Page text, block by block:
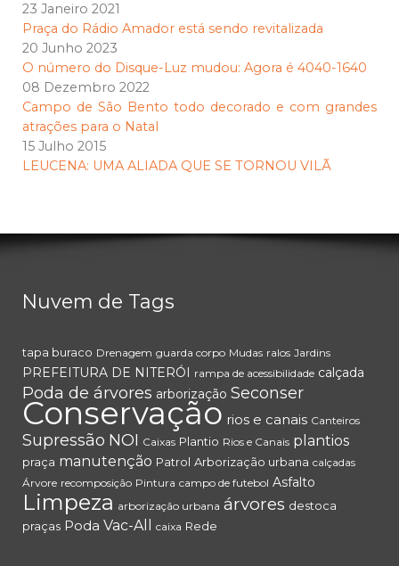
23 Janeiro 2021
Praça do Rádio Amador está sendo revitalizada
20 Junho 2023
O número do Disque-Luz mudou: Agora é 4040-1640
08 Dezembro 2022
Campo de São Bento todo decorado e com grandes
atrações para o Natal
15 Julho 2015
LEUCENA: UMA ALIADA QUE SE TORNOU VILÃ
Nuvem de Tags
tapa buraco Drenagem guarda corpo Mudas ralos Jardins
PREFEITURA DE NITERÓI rampa de acessibilidade calçada
Poda de árvores arborização Seconser
Conservação rios e canais Canteiros
Supressão NOI Caixas Plantio Rios e Canais plantios
praça manutenção Patrol Arborização urbana calçadas
Árvore recomposição Pintura campo de futebol Asfalto
Limpeza arborização urbana árvores destoca
praças Poda Vac-All caixa Rede